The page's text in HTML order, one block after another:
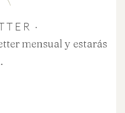
·
mensual y estarás